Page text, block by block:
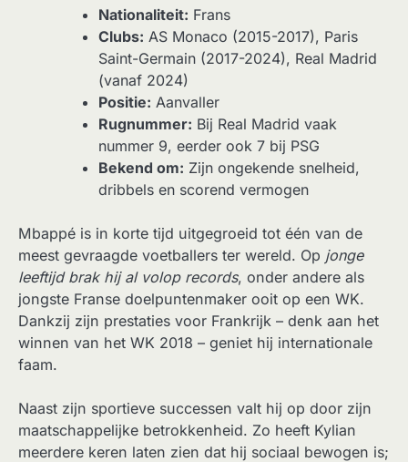
Nationaliteit: Frans
Clubs: AS Monaco (2015-2017), Paris
Saint-Germain (2017-2024), Real Madrid
(vanaf 2024)
Positie: Aanvaller
Rugnummer: Bij Real Madrid vaak
nummer 9, eerder ook 7 bij PSG
Bekend om: Zijn ongekende snelheid,
dribbels en scorend vermogen
Mbappé is in korte tijd uitgegroeid tot één van de
meest gevraagde voetballers ter wereld. Op jonge
leeftijd brak hij al volop records, onder andere als
jongste Franse doelpuntenmaker ooit op een WK.
Dankzij zijn prestaties voor Frankrijk – denk aan het
winnen van het WK 2018 – geniet hij internationale
faam.
Naast zijn sportieve successen valt hij op door zijn
maatschappelijke betrokkenheid. Zo heeft Kylian
meerdere keren laten zien dat hij sociaal bewogen is;